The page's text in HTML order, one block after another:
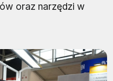
oraz narzędzi w